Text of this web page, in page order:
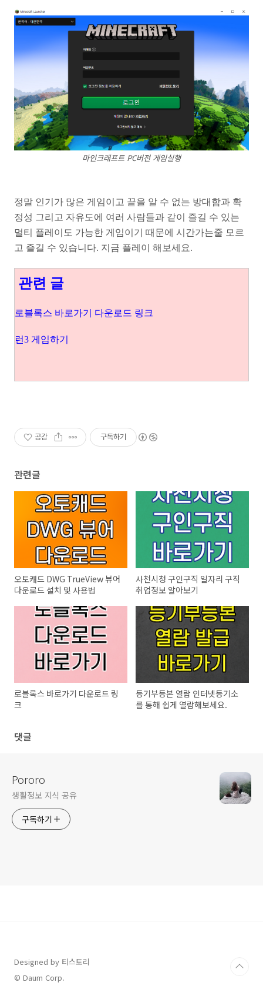
마인크래프트 PC버전 게임실행
정말 인기가 많은 게임이고 끝을 알 수 없는 방대함과 확
정성 그리고 자유도에 여러 사람들과 같이 즐길 수 있는
멀티 플레이도 가능한 게임이기 때문에 시간가는줄 모르
고 즐길 수 있습니다. 지금 플레이 해보세요.
관련 글
로블록스 바로가기 다운로드 링크
런3 게임하기
공감 구독하기
관련글
오토캐드 DWG TrueView 뷰어
다운로드 설치 및 사용법
사천시청 구인구직 일자리 구직
취업정보 알아보기
로블록스 바로가기 다운로드 링
크
등기부등본 열람 인터넷등기소
를 통해 쉽게 열람해보세요.
댓글
Pororo
생활정보 지식 공유
구독하기
Designed by 티스토리
© Daum Corp.